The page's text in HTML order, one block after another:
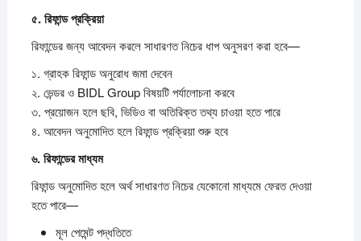
৫.রিফান্ডপ্রক্রিয়া
রিফান্ডের জন্য আবেদন করলে সাধারণত নিচের ধাপ অনুসরণ করা হবে—
১. গ্রাহক রিফান্ড অনুরোধ জমা দেবেন
২. ভেন্ডর ও BIDL Group বিষয়টি পর্যালোচনা করবে
৩. প্রয়োজন হলে ছবি, ভিডিও বা অতিরিক্ত তথ্য চাওয়া হতে পারে
৪. আবেদন অনুমোদিত হলে রিফান্ড প্রক্রিয়া শুরু হবে
৬.রিফান্ডেরমাধ্যম
রিফান্ড অনুমোদিত হলে অর্থ সাধারণত নিচের যেকোনো মাধ্যমে ফেরত দেওয়া
হতে পারে—
মূল পেমেন্ট পদ্ধতিতে